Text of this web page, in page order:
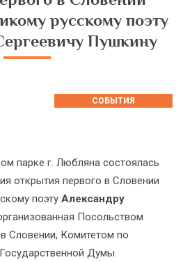
русскому поэту
Пушкину
СОБЫТИЯ
парке г. Любляна состоялась
открытия первого в Словении
поэту Александру
Посольством
Словении, Комитетом по
Думы